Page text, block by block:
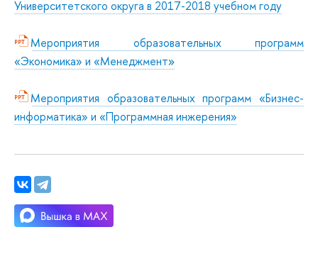
Университетского округа в 2017-2018 учебном году
Мероприятия образовательных программ
«Экономика» и «Менеджмент»
Мероприятия образовательных программ «Бизнес-
информатика» и «Программная инжерения»